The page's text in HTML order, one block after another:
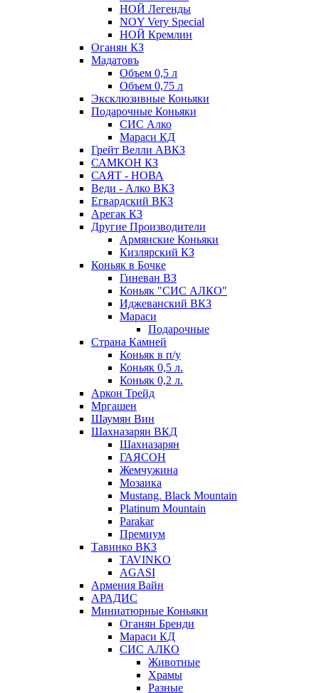
НОЙ Легенды
NOY Very Speсial
НОЙ Кремлин
Оганян КЗ
Мадатовъ
Объем 0,5 л
Объем 0,75 л
Эксклюзивные Коньяки
Подарочные Коньяки
СИС Алко
Мараси КД
Грейт Велли АВКЗ
САМКОН КЗ
САЯТ - НОВА
Веди - Алко ВКЗ
Егвардский ВКЗ
Арегак КЗ
Другие Производители
Армянские Коньяки
Кизлярский КЗ
Коньяк в Бочке
Гиневан ВЗ
Коньяк "СИС АЛКО"
Иджеванский ВКЗ
Мараси
Подарочные
Страна Камней
Коньяк в п/у
Коньяк 0,5 л.
Коньяк 0,2 л.
Аркон Трейд
Мргашен
Шаумян Вин
Шахназарян ВКД
Шахназарян
ГАЯСОН
Жемчужина
Мозаика
Mustang. Black Mountain
Platinum Mountain
Parakar
Премиум
Тавинко ВКЗ
TAVINKO
AGASI
Армения Вайн
АРАДИС
Миниатюрные Коньяки
Оганян Бренди
Мараси КД
СИС АЛКО
Животные
Храмы
Разные